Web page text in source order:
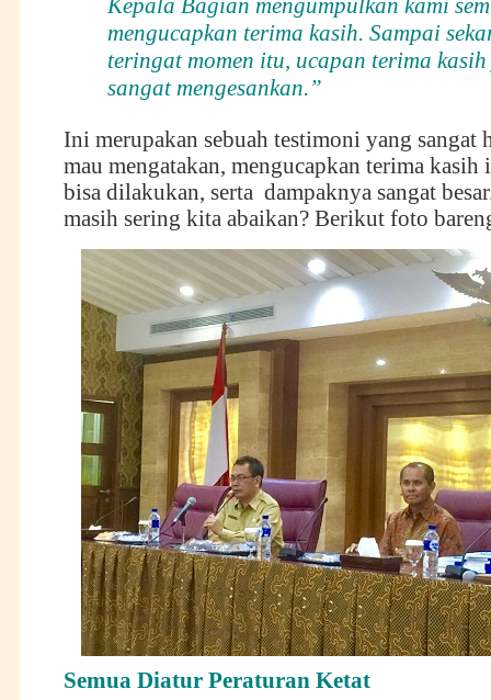
Kepala Bagian mengumpulkan kami
mengucapkan terima kasih. Sampai
teringat momen itu, ucapan terima
sangat mengesankan.”
Ini merupakan sebuah testimoni yang sangat
mau mengatakan, mengucapkan terima kasih
bisa dilakukan, serta dampaknya sangat
masih sering kita abaikan? Berikut foto
Semua Diatur Peraturan Ketat